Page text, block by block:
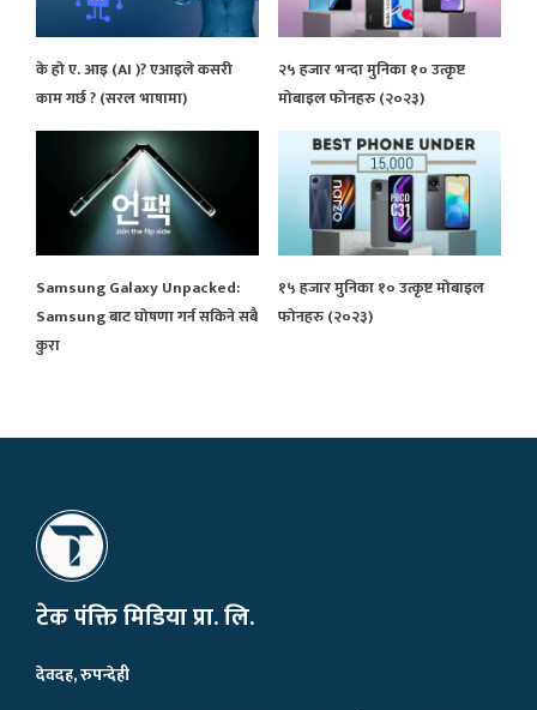
के हो ए. आइ (AI )? एआइले कसरी
काम गर्छ ? (सरल भाषामा)
२५ हजार भन्दा मुनिका १० उत्कृष्ट
मोबाइल फोनहरु (२०२३)
Samsung Galaxy Unpacked:
Samsung बाट घोषणा गर्न सकिने सबै
कुरा
१५ हजार मुनिका १० उत्कृष्ट मोबाइल
फोनहरु (२०२३)
टेक पंक्ति मिडिया प्रा. लि.
देवदह, रुपन्देही